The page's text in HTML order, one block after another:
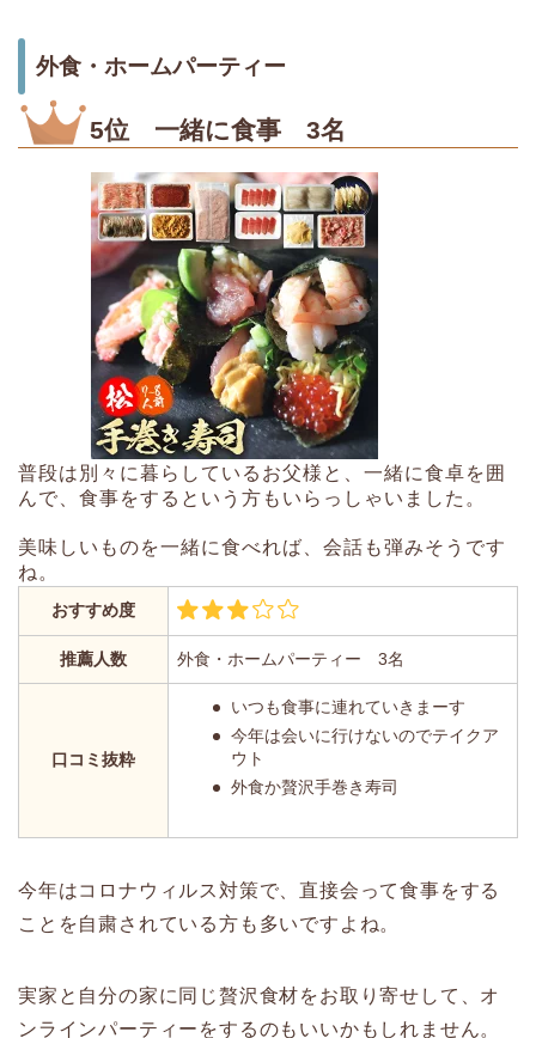
外食・ホームパーティー
5位 一緒に食事 3名
普段は別々に暮らしているお父様と、一緒に食卓を囲
んで、食事をするという方もいらっしゃいました。
美味しいものを一緒に食べれば、会話も弾みそうです
ね。
おすすめ度
推薦人数 外食・ホームパーティー 3名
口コミ抜粋
いつも食事に連れていきまーす
今年は会いに行けないのでテイクア
ウト
外食か贅沢手巻き寿司
今年はコロナウィルス対策で、直接会って食事をする
ことを自粛されている方も多いですよね。
実家と自分の家に同じ贅沢食材をお取り寄せして、オ
ンラインパーティーをするのもいいかもしれません。